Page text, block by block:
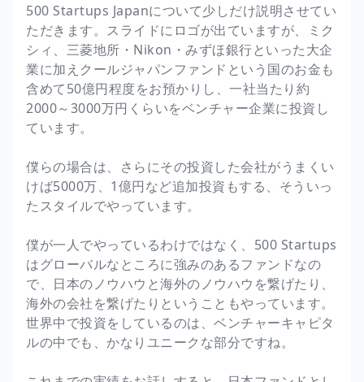
500 Startups Japanについて少しだけ説明させてい
ただきます。スライドにロゴが出ていますが、ミク
シィ、三菱地所・Nikon・みずほ銀行といった大企
業に加えクールジャパンファンドという国のお金も
含めて50億円程度をお預かりし、一社当たり約
2000～3000万円くらいをベンチャー企業に投資し
ています。
僕らの場合は、さらにその投資した会社がうまくい
けば5000万、1億円など追加投資もする、そういっ
たスタイルでやっています。
僕が一人でやっているわけではなく、500 Startups
はグローバルなところに強みのあるファンドなの
で、日本のノウハウと海外のノウハウを繋げたり、
海外の会社を繋げたりということもやっています。
世界中で投資をしているのは、ベンチャーキャピタ
ルの中でも、かなりユニークな部分ですね。